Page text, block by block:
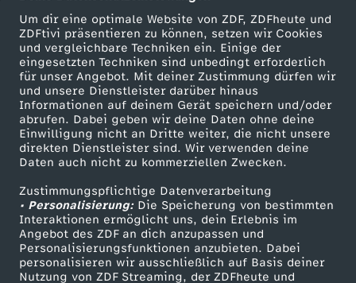
Um dir eine optimale Website von ZDF, ZDFheute und
ZDFtivi präsentieren zu können, setzen wir Cookies
und vergleichbare Techniken ein. Einige der
eingesetzten Techniken sind unbedingt erforderlich
für unser Angebot. Mit deiner Zustimmung dürfen wir
und unsere Dienstleister darüber hinaus
Informationen auf deinem Gerät speichern und/oder
abrufen. Dabei geben wir deine Daten ohne deine
Einwilligung nicht an Dritte weiter, die nicht unsere
direkten Dienstleister sind. Wir verwenden deine
Daten auch nicht zu kommerziellen Zwecken.
Zustimmungspflichtige Datenverarbeitung
• Personalisierung:Die Speicherung von bestimmten
Interaktionen ermöglicht uns, dein Erlebnis im
Angebot des ZDF an dich anzupassen und
Personalisierungsfunktionen anzubieten. Dabei
personalisieren wir ausschließlich auf Basis deiner
Nutzung von ZDF Streaming, der ZDFheute und
d
e
n
i
c
h
t
ü
b
e
r
,
d
a
Mehr ZDF
ZDF-Apps
Smart TV
ZDFtext
Livestreams
Sendungen A-Z
TV-Programm
Service
ZDFmitreden
Kontakt zum ZDF
Tickets
Zuschauerservice
Hilfe